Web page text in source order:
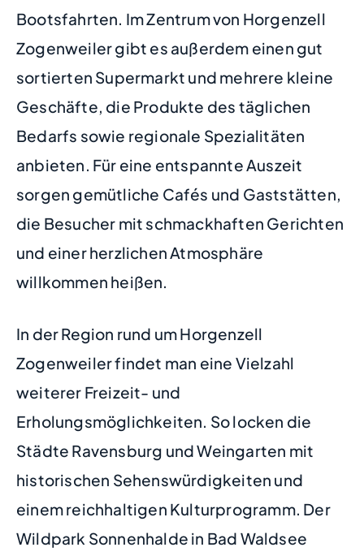
Bootsfahrten. Im Zentrum von Horgenzell
Zogenweiler gibt es außerdem einen gut
sortierten Supermarkt und mehrere kleine
Geschäfte, die Produkte des täglichen
Bedarfs sowie regionale Spezialitäten
anbieten. Für eine entspannte Auszeit
sorgen gemütliche Cafés und Gaststätten,
die Besucher mit schmackhaften Gerichten
und einer herzlichen Atmosphäre
willkommen heißen.
In der Region rund um Horgenzell
Zogenweiler findet man eine Vielzahl
weiterer Freizeit- und
Erholungsmöglichkeiten. So locken die
Städte Ravensburg und Weingarten mit
historischen Sehenswürdigkeiten und
einem reichhaltigen Kulturprogramm. Der
Wildpark Sonnenhalde in Bad Waldsee